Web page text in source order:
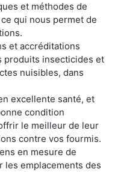
et méthodes de
qui nous permet de
et accréditations
produits insecticides et
nuisibles, dans
excellente santé, et
condition
le meilleur de leur
contre vos fourmis.
en mesure de
les emplacements des